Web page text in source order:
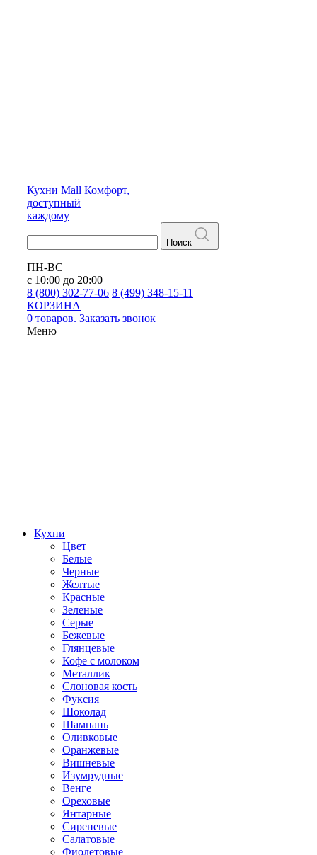
Кухни Mall Комфорт,
доступный
каждому
Поиск
ПН-ВС
с 10:00 до 20:00
8 (800) 302-77-06 8 (499) 348-15-11
КОРЗИНА
0 товаров. Заказать звонок
Меню
Кухни
Цвет
Белые
Черные
Желтые
Красные
Зеленые
Серые
Бежевые
Глянцевые
Кофе с молоком
Металлик
Слоновая кость
Фуксия
Шоколад
Шампань
Оливковые
Оранжевые
Вишневые
Изумрудные
Венге
Ореховые
Янтарные
Сиреневые
Салатовые
Фиолетовые